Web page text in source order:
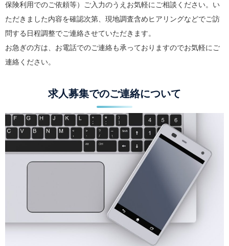
保険利用でのご依頼等）ご入力のうえお気軽にご相談ください。い
ただきました内容を確認次第、現地調査含めヒアリングなどでご訪
問する日程調整でご連絡させていただきます。
お急ぎの方は、お電話でのご連絡も承っておりますのでお気軽にご
連絡ください。
求人募集でのご連絡について